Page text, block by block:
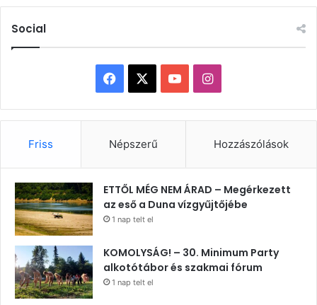
Social
Facebook YouTubeInstagram
Friss Népszerű Hozzászólások
ETTŐL MÉG NEM ÁRAD – Megérkezett
az eső a Duna vízgyűjtőjébe
1 nap telt el
KOMOLYSÁG! – 30. Minimum Party
alkotótábor és szakmai fórum
1 nap telt el